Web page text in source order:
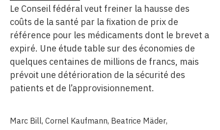
Le Conseil fédéral veut freiner la hausse des
coûts de la santé par la fixation de prix de
référence pour les médicaments dont le brevet a
expiré. Une étude table sur des économies de
quelques centaines de millions de francs, mais
prévoit une détérioration de la sécurité des
patients et de l’approvisionnement.
Marc Bill, Cornel Kaufmann, Beatrice Mäder,